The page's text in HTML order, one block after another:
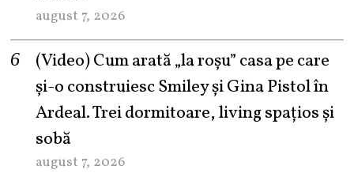
august 7, 2026
(Video) Cum arată „la roşu” casa pe care
şi-o construiesc Smiley şi Gina Pistol în
Ardeal. Trei dormitoare, living spațios și
sobă
august 7, 2026